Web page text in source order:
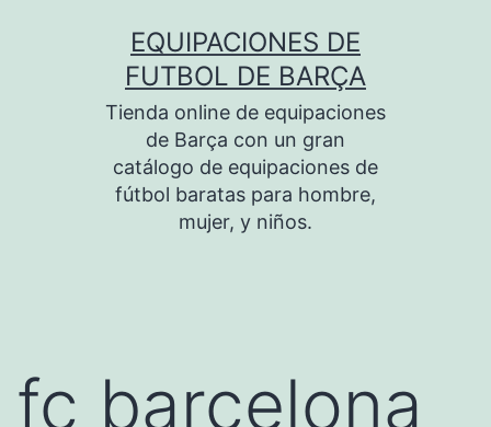
EQUIPACIONES DE
FUTBOL DE BARÇA
Tienda online de equipaciones
de Barça con un gran
catálogo de equipaciones de
fútbol baratas para hombre,
mujer, y niños.
fc barcelona